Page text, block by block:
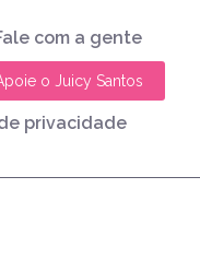
com a gente
o Juicy Santos
privacidade